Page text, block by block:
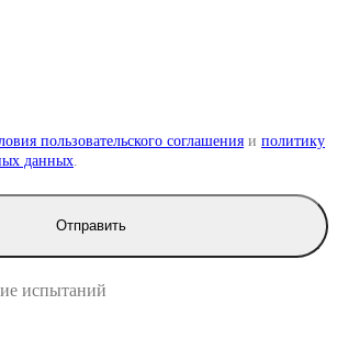
пользовательского соглашения и политику
данных
Отправить
испытаний